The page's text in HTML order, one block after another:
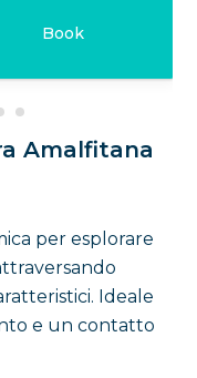
Book
Amalfitana
per esplorare
Ideale
e un contatto